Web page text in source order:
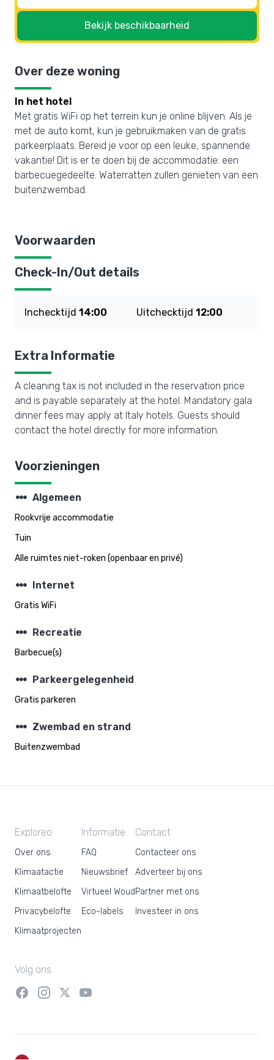
Bekijk beschikbaarheid
Over deze woning
In het hotel
Met gratis WiFi op het terrein kun je online blijven. Als je
met de auto komt, kun je gebruikmaken van de gratis
parkeerplaats. Bereid je voor op een leuke, spannende
vakantie! Dit is er te doen bij de accommodatie: een
barbecuegedeelte. Waterratten zullen genieten van een
buitenzwembad.
Voorwaarden
Check-In/Out details
Inchecktijd 14:00 Uitchecktijd 12:00
Extra Informatie
A cleaning tax is not included in the reservation price
and is payable separately at the hotel. Mandatory gala
dinner fees may apply at Italy hotels. Guests should
contact the hotel directly for more information.
Voorzieningen
steppers Algemeen
Rookvrije accommodatie
Tuin
Alle ruimtes niet-roken (openbaar en privé)
steppers Internet
Gratis WiFi
steppers Recreatie
Barbecue(s)
steppers Parkeergelegenheid
Gratis parkeren
steppers Zwembad en strand
Buitenzwembad
Exploreo
Over ons
Klimaatactie
Klimaatbelofte
Privacybelofte
Klimaatprojecten
Informatie
FAQ
Nieuwsbrief
Virtueel Woud
Eco-labels
Contact
Contacteer ons
Adverteer bij ons
Partner met ons
Investeer in ons
Volg ons